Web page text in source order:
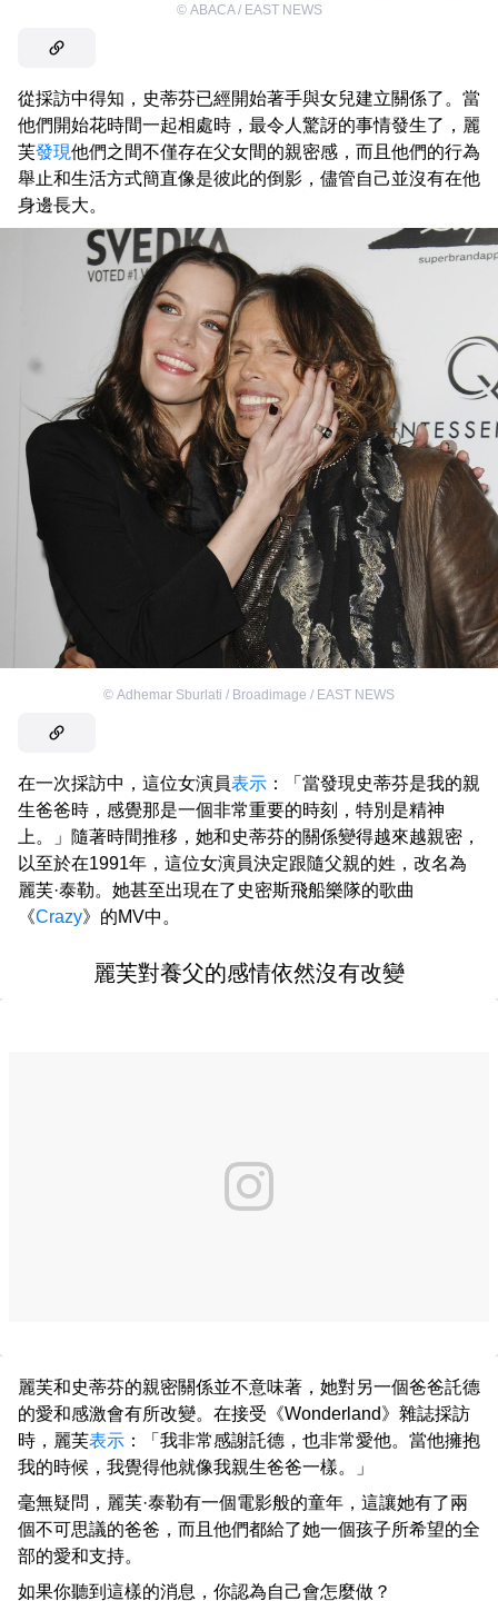
© ABACA / EAST NEWS
從採訪中得知，史蒂芬已經開始著手與女兒建立關係了。當
他們開始花時間一起相處時，最令人驚訝的事情發生了，麗
芙發現他們之間不僅存在父女間的親密感，而且他們的行為
舉止和生活方式簡直像是彼此的倒影，儘管自己並沒有在他
身邊長大。
© Adhemar Sburlati / Broadimage / EAST NEWS
在一次採訪中，這位女演員表示 ：「當發現史蒂芬是我的親
生爸爸時，感覺那是一個非常重要的時刻，特別是精神
上。」隨著時間推移，她和史蒂芬的關係變得越來越親密，
以至於在1991年，這位女演員決定跟隨父親的姓，改名為
麗芙·泰勒。她甚至出現在了史密斯飛船樂隊的歌曲
《Crazy》的MV中。
麗芙對養父的感情依然沒有改變
麗芙和史蒂芬的親密關係並不意味著，她對另一個爸爸託德
的愛和感激會有所改變。在接受《Wonderland》雜誌採訪
時，麗芙表示 ：「我非常感謝託德，也非常愛他。當他擁抱
我的時候，我覺得他就像我親生爸爸一樣。」
毫無疑問，麗芙·泰勒有一個電影般的童年，這讓她有了兩
個不可思議的爸爸，而且他們都給了她一個孩子所希望的全
部的愛和支持。
如果你聽到這樣的消息，你認為自己會怎麼做？